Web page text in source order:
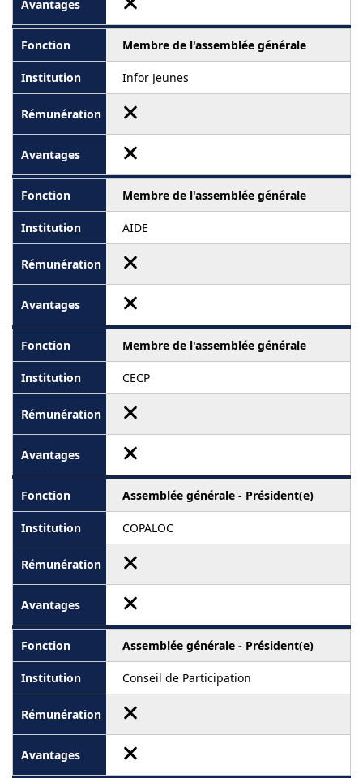
Membre de l'assemblée générale
Infor Jeunes
Membre de l'assemblée générale
AIDE
Membre de l'assemblée générale
CECP
Assemblée générale - Président(e)
COPALOC
Assemblée générale - Président(e)
Conseil de Participation